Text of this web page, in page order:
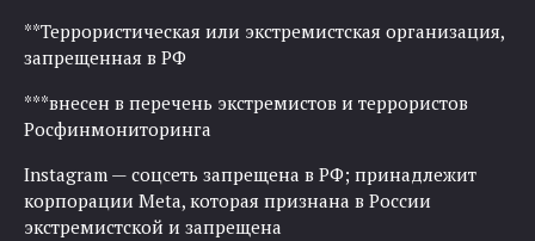
**Террористическая или экстремистская организация,
запрещенная в РФ
***внесен в перечень экстремистов и террористов
Росфинмониторинга
Instagram — соцсеть запрещена в РФ; принадлежит
корпорации Meta, которая признана в России
экстремистской и запрещена